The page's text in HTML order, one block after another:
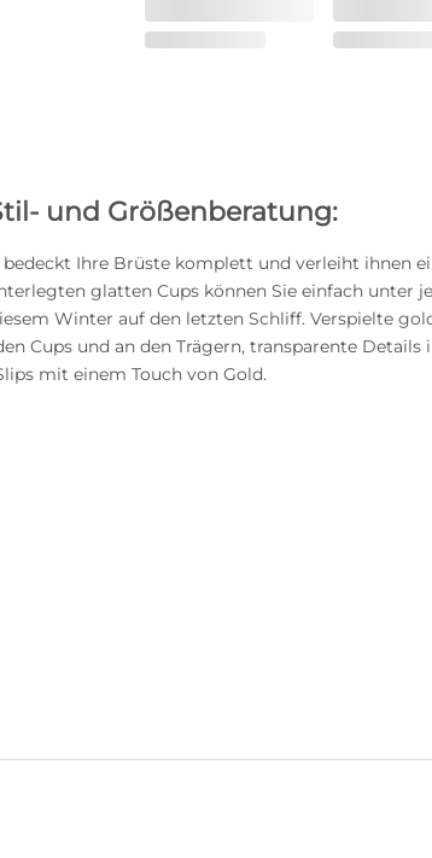
und Größenberatung:
Ihre Brüste komplett und verleiht ihnen
glatten Cups können Sie einfach unter
Winter auf den letzten Schliff. Verspielte
Cups und an den Trägern, transparente Details
mit einem Touch von Gold.